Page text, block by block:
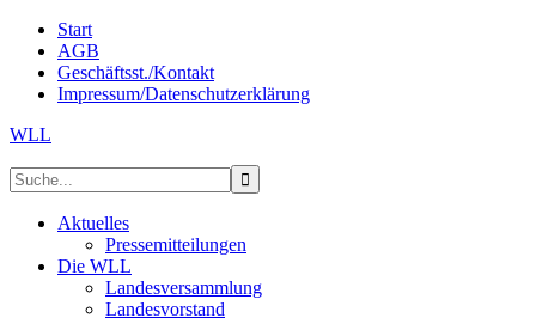
Start
AGB
Geschäftsst./Kontakt
Impressum/Datenschutzerklärung
WLL
Aktuelles
Pressemitteilungen
Die WLL
Landesversammlung
Landesvorstand